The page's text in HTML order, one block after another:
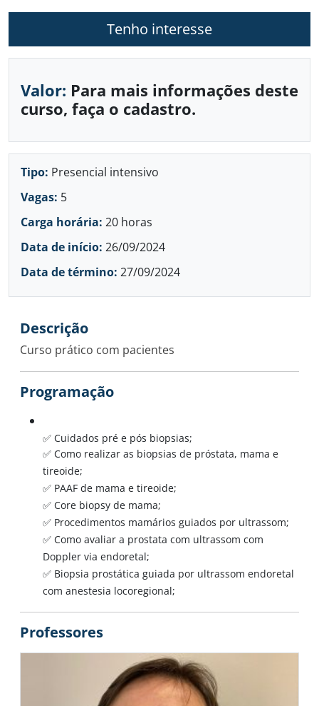
Tenho interesse
Valor: Para mais informações deste
curso, faça o cadastro.
Tipo: Presencial intensivo
Vagas: 5
Carga horária: 20 horas
Data de início: 26/09/2024
Data de término: 27/09/2024
Descrição
Curso prático com pacientes
Programação
✅ Cuidados pré e pós biopsias;
✅ Como realizar as biopsias de próstata, mama e
tireoide;
✅ PAAF de mama e tireoide;
✅ Core biopsy de mama;
✅ Procedimentos mamários guiados por ultrassom;
✅ Como avaliar a prostata com ultrassom com
Doppler via endoretal;
✅ Biopsia prostática guiada por ultrassom endoretal
com anestesia locoregional;
Professores